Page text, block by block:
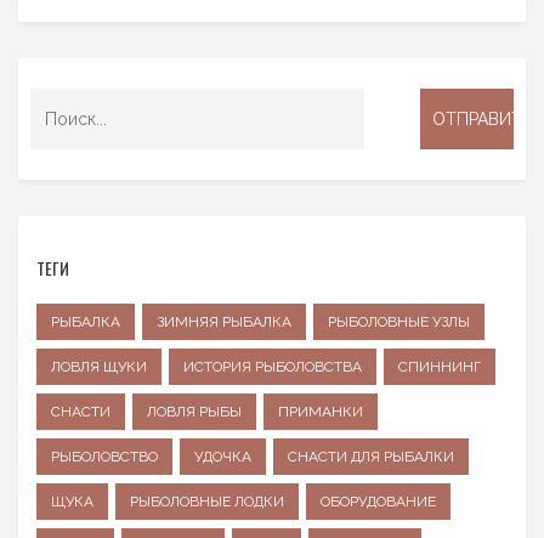
ТЕГИ
РЫБАЛКА ЗИМНЯЯ РЫБАЛКА РЫБОЛОВНЫЕ УЗЛЫ
ЛОВЛЯ ЩУКИ ИСТОРИЯ РЫБОЛОВСТВА СПИННИНГ
СНАСТИ ЛОВЛЯ РЫБЫ ПРИМАНКИ
РЫБОЛОВСТВО УДОЧКА СНАСТИ ДЛЯ РЫБАЛКИ
ЩУКА РЫБОЛОВНЫЕ ЛОДКИ ОБОРУДОВАНИЕ